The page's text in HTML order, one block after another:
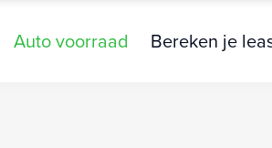
Auto voorraad Bereken je